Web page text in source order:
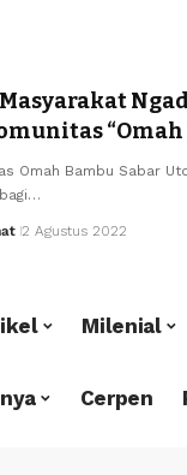
“Omah
Omah Bambu Sabar
2 Agustus 2022
Milenial
Cerpen